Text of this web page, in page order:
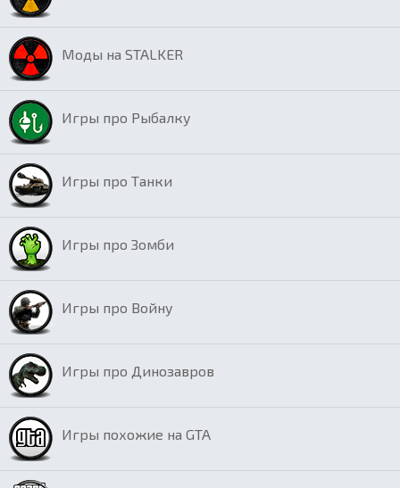
Моды на STALKER
Игры про Рыбалку
Игры про Танки
Игры про Зомби
Игры про Войну
Игры про Динозавров
Игры похожие на GTA